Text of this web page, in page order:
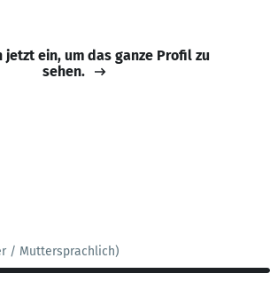
jetzt ein, um das ganze Profil zu
sehen.
/ Muttersprachlich)